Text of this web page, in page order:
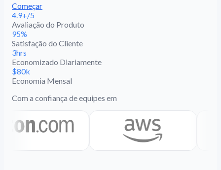
Começar
4.9+/5
Avaliação do Produto
95%
Satisfação do Cliente
3hrs
Economizado Diariamente
$80k
Economia Mensal
Com a confiança de equipes em